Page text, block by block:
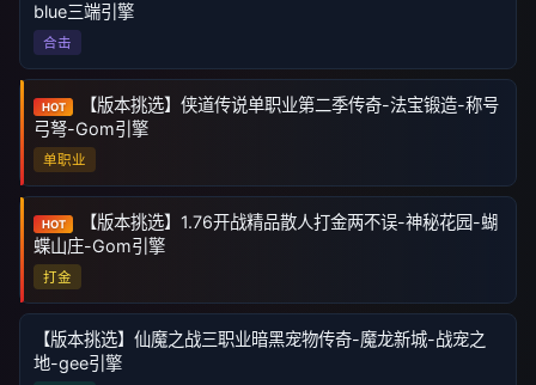
blue三端引擎
合击
HOT
【版本挑选】侠道传说单职业第二季传奇-法宝锻造-称号
弓弩-Gom引擎
单职业
HOT
【版本挑选】1.76开战精品散人打金两不误-神秘花园-蝴
蝶山庄-Gom引擎
打金
【版本挑选】仙魔之战三职业暗黑宠物传奇-魔龙新城-战宠之
地-gee引擎